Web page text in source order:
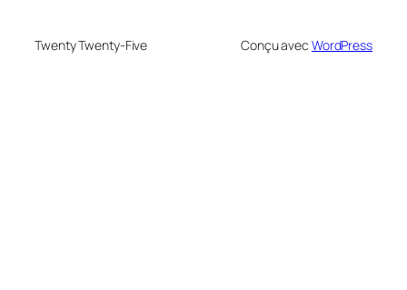
Twenty Twenty-Five Conçu avec WordPress